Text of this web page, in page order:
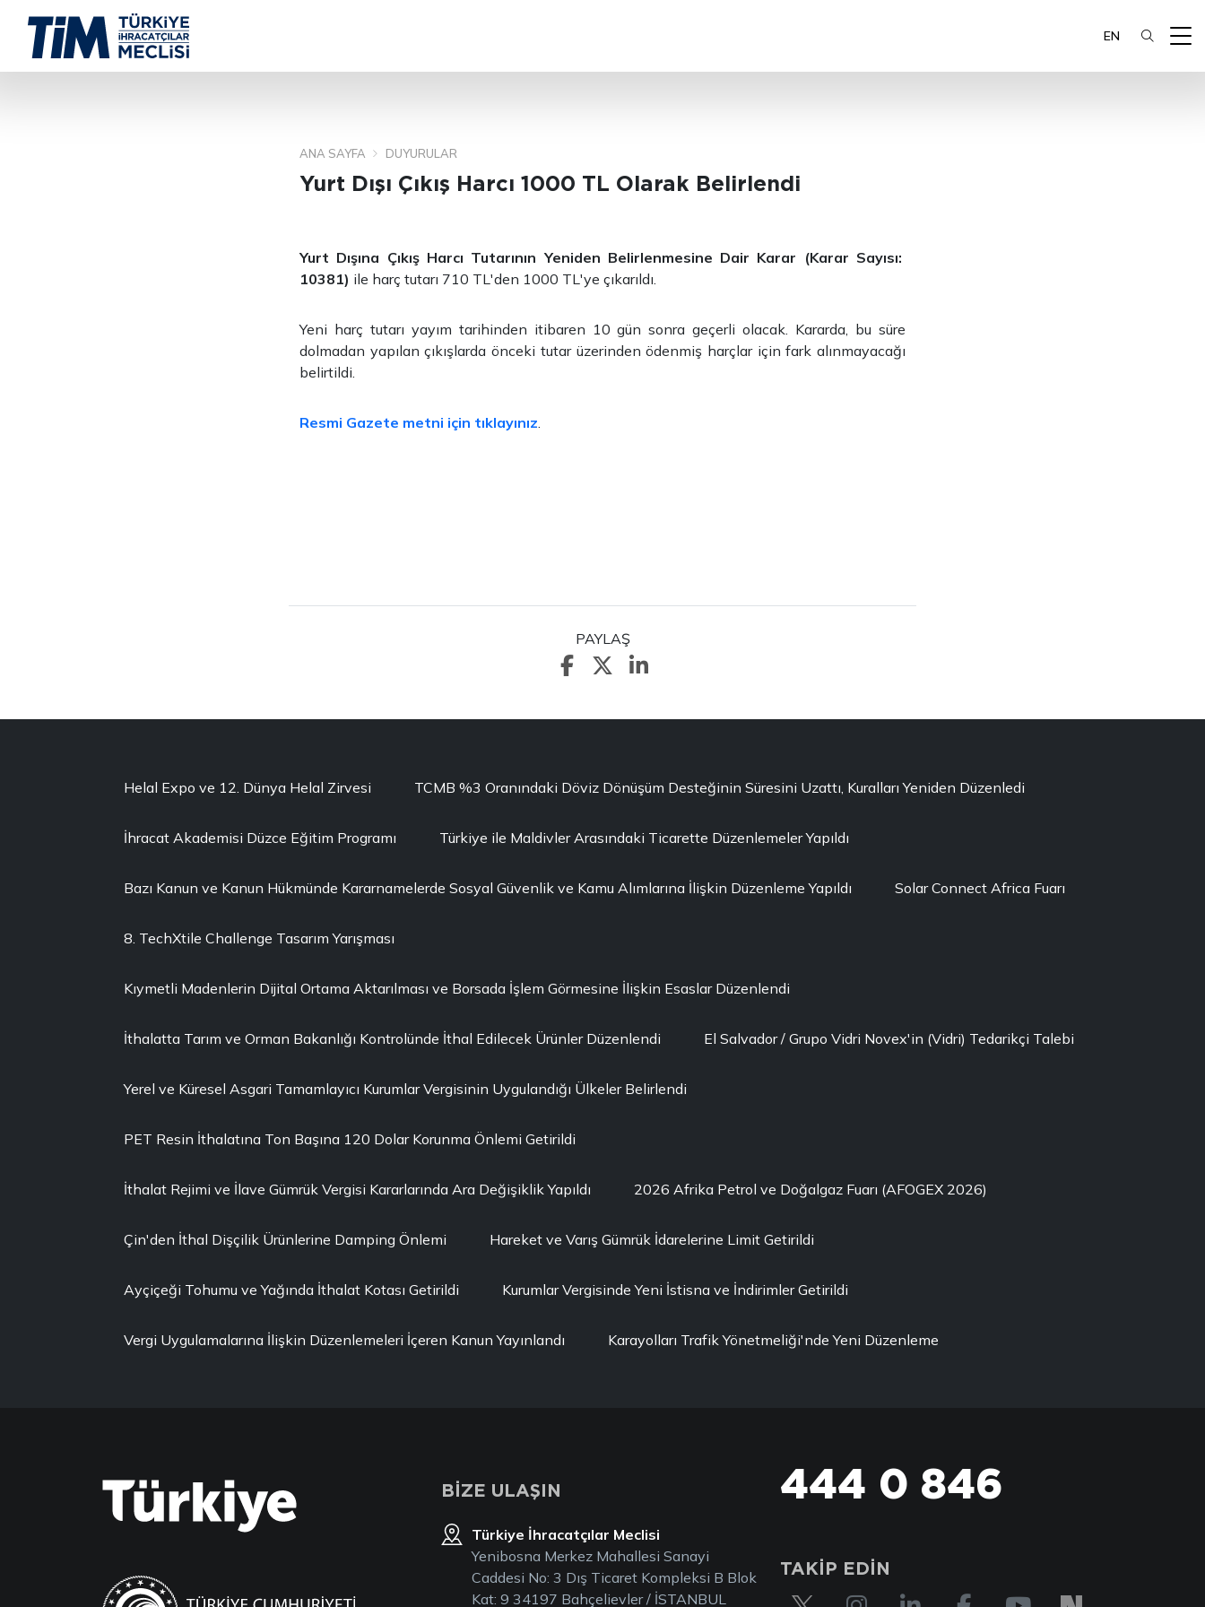
EN
ANA SAYFA DUYURULAR
Yurt Dışı Çıkış Harcı 1000 TL Olarak Belirlendi
Yurt Dışına Çıkış Harcı Tutarının Yeniden Belirlenmesine Dair Karar (Karar Sayısı:
10381) ile harç tutarı 710 TL'den 1000 TL'ye çıkarıldı.
Yeni harç tutarı yayım tarihinden itibaren 10 gün sonra geçerli olacak. Kararda, bu süre
dolmadan yapılan çıkışlarda önceki tutar üzerinden ödenmiş harçlar için fark alınmayacağı
belirtildi.
Resmi Gazete metni için tıklayınız.
PAYLAŞ
Helal Expo ve 12. Dünya Helal Zirvesi TCMB %3 Oranındaki Döviz Dönüşüm Desteğinin Süresini Uzattı, Kuralları Yeniden Düzenledi
İhracat Akademisi Düzce Eğitim Programı Türkiye ile Maldivler Arasındaki Ticarette Düzenlemeler Yapıldı
Bazı Kanun ve Kanun Hükmünde Kararnamelerde Sosyal Güvenlik ve Kamu Alımlarına İlişkin Düzenleme Yapıldı Solar Connect Africa Fuarı
8. TechXtile Challenge Tasarım Yarışması
Kıymetli Madenlerin Dijital Ortama Aktarılması ve Borsada İşlem Görmesine İlişkin Esaslar Düzenlendi
İthalatta Tarım ve Orman Bakanlığı Kontrolünde İthal Edilecek Ürünler Düzenlendi El Salvador / Grupo Vidri Novex'in (Vidri) Tedarikçi Talebi
Yerel ve Küresel Asgari Tamamlayıcı Kurumlar Vergisinin Uygulandığı Ülkeler Belirlendi
PET Resin İthalatına Ton Başına 120 Dolar Korunma Önlemi Getirildi
İthalat Rejimi ve İlave Gümrük Vergisi Kararlarında Ara Değişiklik Yapıldı 2026 Afrika Petrol ve Doğalgaz Fuarı (AFOGEX 2026)
Çin'den İthal Dişçilik Ürünlerine Damping Önlemi Hareket ve Varış Gümrük İdarelerine Limit Getirildi
Ayçiçeği Tohumu ve Yağında İthalat Kotası Getirildi Kurumlar Vergisinde Yeni İstisna ve İndirimler Getirildi
Vergi Uygulamalarına İlişkin Düzenlemeleri İçeren Kanun Yayınlandı Karayolları Trafik Yönetmeliği'nde Yeni Düzenleme
BİZE ULAŞIN
Türkiye İhracatçılar Meclisi
Yenibosna Merkez Mahallesi Sanayi
Caddesi No: 3 Dış Ticaret Kompleksi B Blok
Kat: 9 34197 Bahçelievler / İSTANBUL
444 0 846
TAKİP EDİN